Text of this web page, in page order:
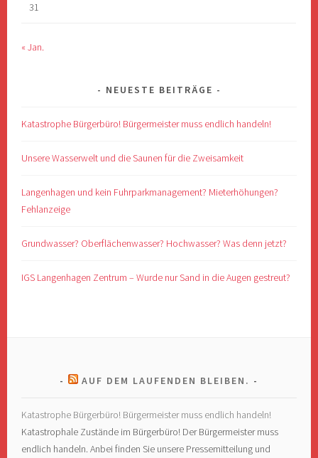
31
« Jan.
NEUESTE BEITRÄGE
Katastrophe Bürgerbüro! Bürgermeister muss endlich handeln!
Unsere Wasserwelt und die Saunen für die Zweisamkeit
Langenhagen und kein Fuhrparkmanagement? Mieterhöhungen?
Fehlanzeige
Grundwasser? Oberflächenwasser? Hochwasser? Was denn jetzt?
IGS Langenhagen Zentrum – Wurde nur Sand in die Augen gestreut?
AUF DEM LAUFENDEN BLEIBEN.
Katastrophe Bürgerbüro! Bürgermeister muss endlich handeln!
Katastrophale Zustände im Bürgerbüro! Der Bürgermeister muss
endlich handeln. Anbei finden Sie unsere Pressemitteilung und